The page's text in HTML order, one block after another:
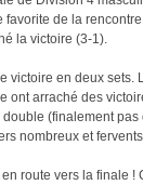
favorite de la
la victoire (3-1).
victoire en deux sets.
ont arraché des
(finalement pas
nombreux et
route vers la finale !